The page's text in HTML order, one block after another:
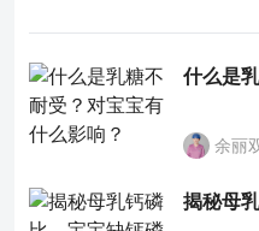
余丽
揭秘母